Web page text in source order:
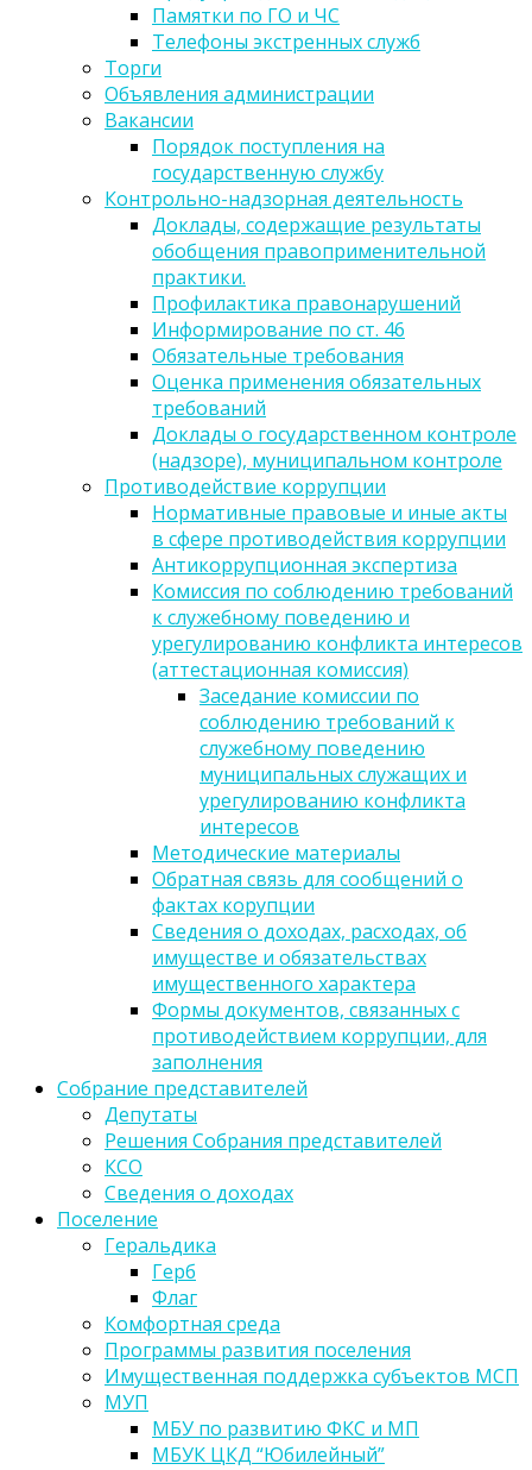
Памятки по ГО и ЧС
Телефоны экстренных служб
Торги
Объявления администрации
Вакансии
Порядок поступления на
государственную службу
Контрольно-надзорная деятельность
Доклады, содержащие результаты
обобщения правоприменительной
практики.
Профилактика правонарушений
Информирование по ст. 46
Обязательные требования
Оценка применения обязательных
требований
Доклады о государственном контроле
(надзоре), муниципальном контроле
Противодействие коррупции
Нормативные правовые и иные акты
в сфере противодействия коррупции
Антикоррупционная экспертиза
Комиссия по соблюдению требований
к служебному поведению и
урегулированию конфликта интересов
(аттестационная комиссия)
Заседание комиссии по
соблюдению требований к
служебному поведению
муниципальных служащих и
урегулированию конфликта
интересов
Методические материалы
Обратная связь для сообщений о
фактах корупции
Сведения о доходах, расходах, об
имуществе и обязательствах
имущественного характера
Формы документов, связанных с
противодействием коррупции, для
заполнения
Собрание представителей
Депутаты
Решения Собрания представителей
КСО
Сведения о доходах
Поселение
Геральдика
Герб
Флаг
Комфортная среда
Программы развития поселения
Имущественная поддержка субъектов МСП
МУП
МБУ по развитию ФКС и МП
МБУК ЦКД “Юбилейный”